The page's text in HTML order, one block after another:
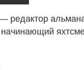
редактор
начинающий